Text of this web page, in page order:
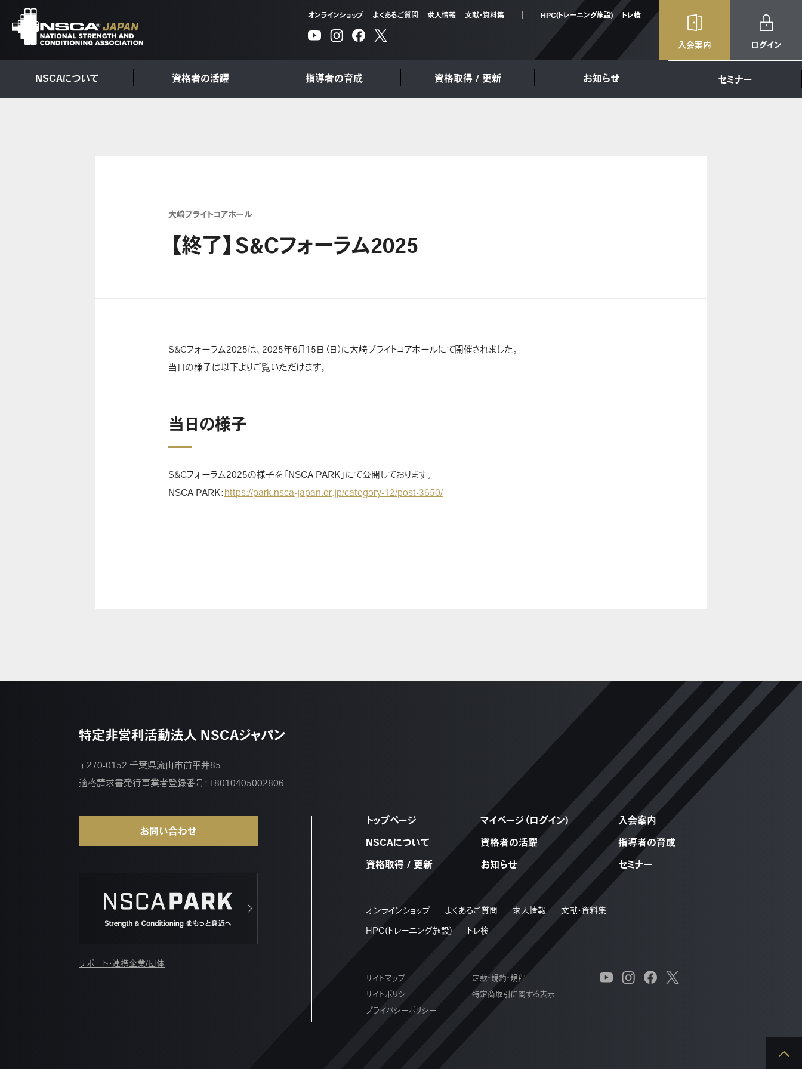
オンラインショップ よくあるご質問 求人情報 文献・資料集 HPC(トレーニング施設) トレ検
入会案内 ログイン
NSCAについて 資格者の活躍 指導者の育成 資格取得 / 更新 お知らせ セミナー
大崎ブライトコアホール
【終了】S&Cフォーラム2025
S&Cフォーラム2025は、2025年6月15日（日）に大崎ブライトコアホールにて開催されました。
当日の様子は以下よりご覧いただけます。
当日の様子
S&Cフォーラム2025の様子を「NSCA PARK」にて公開しております。
NSCA PARK： https://park.nsca-japan.or.jp/category-12/post-3650/
特定非営利活動法人 NSCAジャパン
〒270-0152 千葉県流山市前平井85
適格請求書発行事業者登録番号：T8010405002806
お問い合わせ
サポート・連携企業/団体
トップページ
NSCAについて
資格取得 / 更新
マイページ（ログイン）
資格者の活躍
お知らせ
入会案内
指導者の育成
セミナー
オンラインショップ よくあるご質問 求人情報 文献・資料集
HPC(トレーニング施設) トレ検
サイトマップ
サイトポリシー
プライバシーポリシー
定款・規約・規程
特定商取引に関する表示